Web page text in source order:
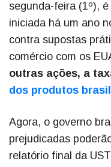
segunda-feira (1º),
iniciada há um ano
contra supostas
comércio com os
outras ações, a
dos produtos
Agora, o governo
prejudicadas
relatório final da